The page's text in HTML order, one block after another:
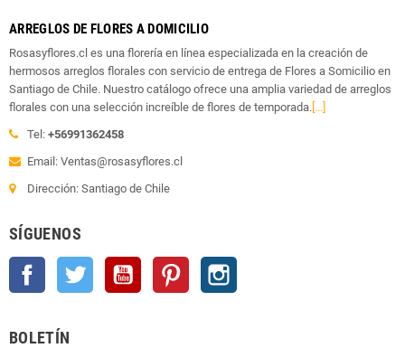
ARREGLOS DE FLORES A DOMICILIO
Rosasyflores.cl es una florería en línea especializada en la creación de
hermosos arreglos florales con servicio de entrega de Flores a Somicilio en
Santiago de Chile. Nuestro catálogo ofrece una amplia variedad de arreglos
florales con una selección increíble de flores de temporada. [...]
Tel: +56991362458
Email: Ventas@rosasyflores.cl
Dirección: Santiago de Chile
SÍGUENOS
Facebook Twitter YouTube Pinterest
BOLETÍN